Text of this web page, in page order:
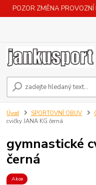
POZOR ZMĚNA
Úvod SPORTOVNÍ OBUV
cvičky JANA KG černá
gymnastické
černá
Akce